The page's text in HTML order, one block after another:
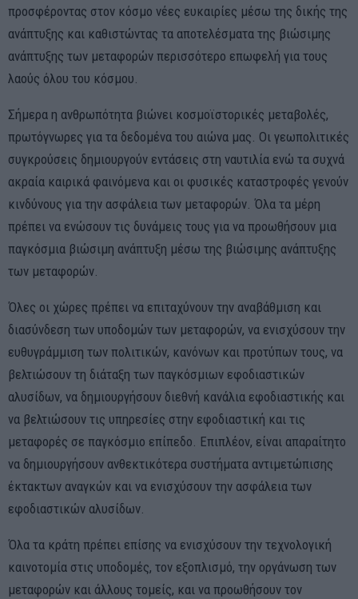
προσφέροντας στον κόσμο νέες ευκαιρίες μέσω της δικής της
ανάπτυξης και καθιστώντας τα αποτελέσματα της βιώσιμης
ανάπτυξης των μεταφορών περισσότερο επωφελή για τους
λαούς όλου του κόσμου.
Σήμερα η ανθρωπότητα βιώνει κοσμοϊστορικές μεταβολές,
πρωτόγνωρες για τα δεδομένα του αιώνα μας. Οι γεωπολιτικές
συγκρούσεις δημιουργούν εντάσεις στη ναυτιλία ενώ τα συχνά
ακραία καιρικά φαινόμενα και οι φυσικές καταστροφές γενούν
κινδύνους για την ασφάλεια των μεταφορών. Όλα τα μέρη
πρέπει να ενώσουν τις δυνάμεις τους για να προωθήσουν μια
παγκόσμια βιώσιμη ανάπτυξη μέσω της βιώσιμης ανάπτυξης
των μεταφορών.
Όλες οι χώρες πρέπει να επιταχύνουν την αναβάθμιση και
διασύνδεση των υποδομών των μεταφορών, να ενισχύσουν την
ευθυγράμμιση των πολιτικών, κανόνων και προτύπων τους, να
βελτιώσουν τη διάταξη των παγκόσμιων εφοδιαστικών
αλυσίδων, να δημιουργήσουν διεθνή κανάλια εφοδιαστικής και
να βελτιώσουν τις υπηρεσίες στην εφοδιαστική και τις
μεταφορές σε παγκόσμιο επίπεδο. Επιπλέον, είναι απαραίτητο
να δημιουργήσουν ανθεκτικότερα συστήματα αντιμετώπισης
έκτακτων αναγκών και να ενισχύσουν την ασφάλεια των
εφοδιαστικών αλυσίδων.
Όλα τα κράτη πρέπει επίσης να ενισχύσουν την τεχνολογική
καινοτομία στις υποδομές, τον εξοπλισμό, την οργάνωση των
μεταφορών και άλλους τομείς, και να προωθήσουν τον